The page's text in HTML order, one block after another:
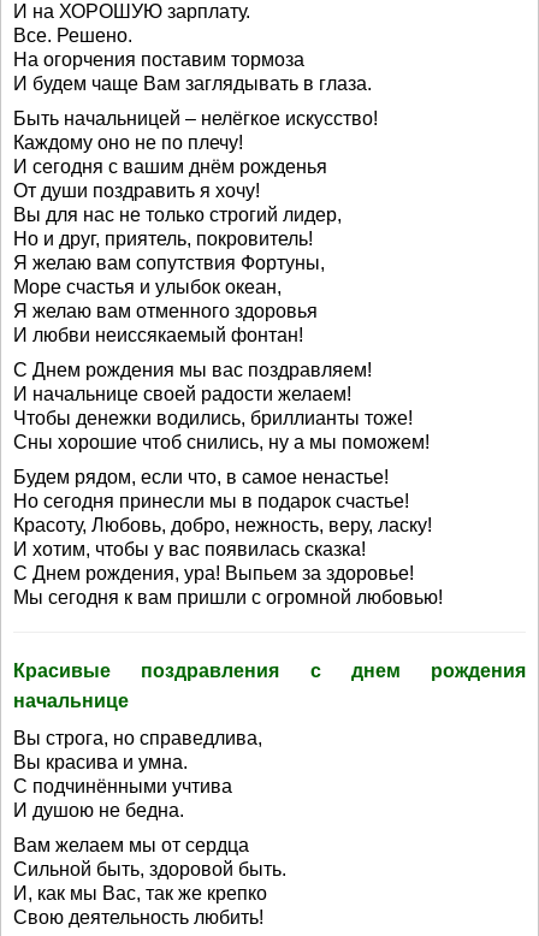
И на ХОРОШУЮ зарплату.
Все. Решено.
На огорчения поставим тормоза
И будем чаще Вам заглядывать в глаза.
Быть начальницей – нелёгкое искусство!
Каждому оно не по плечу!
И сегодня с вашим днём рожденья
От души поздравить я хочу!
Вы для нас не только строгий лидер,
Но и друг, приятель, покровитель!
Я желаю вам сопутствия Фортуны,
Море счастья и улыбок океан,
Я желаю вам отменного здоровья
И любви неиссякаемый фонтан!
С Днем рождения мы вас поздравляем!
И начальнице своей радости желаем!
Чтобы денежки водились, бриллианты тоже!
Сны хорошие чтоб снились, ну а мы поможем!
Будем рядом, если что, в самое ненастье!
Но сегодня принесли мы в подарок счастье!
Красоту, Любовь, добро, нежность, веру, ласку!
И хотим, чтобы у вас появилась сказка!
С Днем рождения, ура! Выпьем за здоровье!
Мы сегодня к вам пришли с огромной любовью!
Красивые поздравления с днем рождения
начальнице
Вы строга, но справедлива,
Вы красива и умна.
С подчинёнными учтива
И душою не бедна.
Вам желаем мы от сердца
Сильной быть, здоровой быть.
И, как мы Вас, так же крепко
Свою деятельность любить!